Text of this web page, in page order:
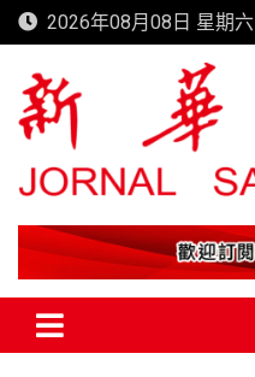
Skip
to
content
2026年08月08日 星期六
新華澳報